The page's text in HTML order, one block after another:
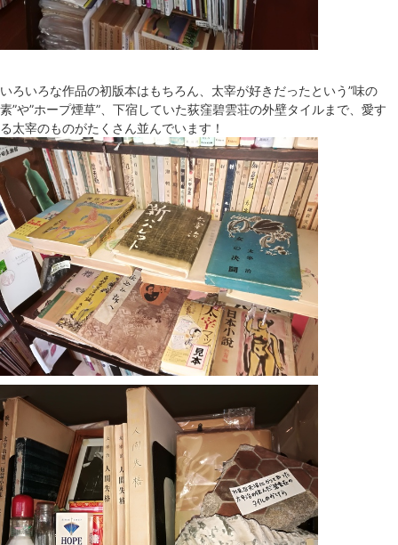
いろいろな作品の初版本はもちろん、太宰が好きだったという”味の
素”や”ホープ煙草”、下宿していた荻窪碧雲荘の外壁タイルまで、愛す
る太宰のものがたくさん並んでいます！